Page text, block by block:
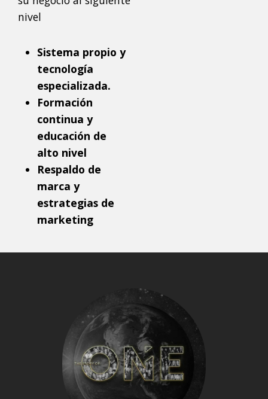
nivel
Sistema propio y
tecnología
especializada.
Formación
continua y
educación de
alto nivel
Respaldo de
marca y
estrategias de
marketing